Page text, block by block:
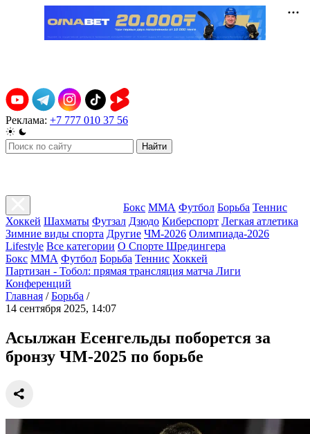
Реклама: +7 777 010 37 56
Найти
Бокс ММА Футбол Борьба Теннис
Хоккей Шахматы Футзал Дзюдо Киберспорт Легкая атлетика
Зимние виды спорта Другие ЧМ-2026 Олимпиада-2026
Lifestyle Все категории О Спорте Шредингера
Бокс ММА Футбол Борьба Теннис Хоккей
Партизан - Тобол: прямая трансляция матча Лиги
Конференций
Главная / Борьба /
14 сентября 2025, 14:07
Асылжан Есенгельды поборется за
бронзу ЧМ-2025 по борьбе